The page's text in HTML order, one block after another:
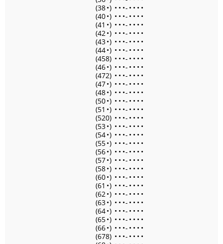
(38•) • • •- • • • •
(40•) • • •- • • • •
(41 •) • • •- • • • •
(42•) • • •- • • • •
(43•) • • •- • • • •
(44•) • • •- • • • •
(458) • • •- • • • •
(46•) • • •- • • • •
(472) • • •- • • • •
(47•) • • •- • • • •
(48•) • • •- • • • •
(50•) • • •- • • • •
(51 •) • • •- • • • •
(520) • • •- • • • •
(53•) • • •- • • • •
(54•) • • •- • • • •
(55•) • • •- • • • •
(56•) • • •- • • • •
(57•) • • •- • • • •
(58•) • • •- • • • •
(60•) • • •- • • • •
(61 •) • • •- • • • •
(62•) • • •- • • • •
(63•) • • •- • • • •
(64•) • • •- • • • •
(65•) • • •- • • • •
(66•) • • •- • • • •
(678) • • •- • • • •